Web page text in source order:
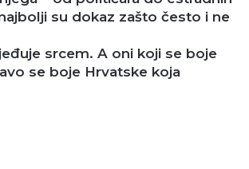
su dokaz zašto često i ne
srcem. A oni koji se boje
se boje Hrvatske koja